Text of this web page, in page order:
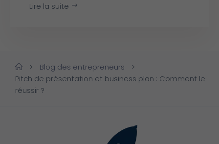
Lire la suite
> Blog des entrepreneurs
>
Pitch de présentation et business plan : Comment le
réussir ?